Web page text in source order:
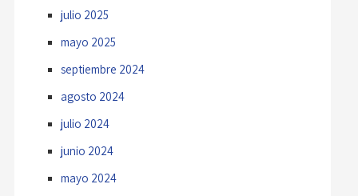
julio 2025
mayo 2025
septiembre 2024
agosto 2024
julio 2024
junio 2024
mayo 2024